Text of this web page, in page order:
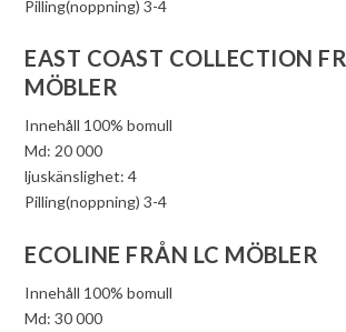
Pilling(noppning) 3-4
EAST COAST COLLECTION
MÖBLER
Innehåll 100% bomull
Md: 20 000
ljuskänslighet: 4
Pilling(noppning) 3-4
ECOLINE FRÅN LC MÖBLER
Innehåll 100% bomull
Md: 30 000